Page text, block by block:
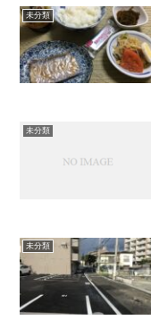
未分類
未分類
未分類